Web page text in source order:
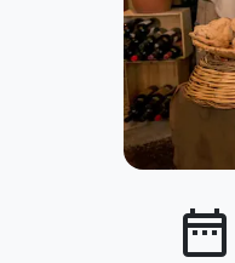
date_range